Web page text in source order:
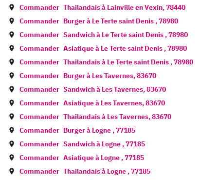
Commander Thailandais à Lainville en Vexin,78440
Commander Burger à Le Terte saint Denis ,78980
Commander Sandwich à Le Terte saint Denis ,78980
Commander Asiatique à Le Terte saint Denis ,78980
Commander Thailandais à Le Terte saint Denis ,78980
Commander Burger à Les Tavernes,83670
Commander Sandwich à Les Tavernes,83670
Commander Asiatique à Les Tavernes,83670
Commander Thailandais à Les Tavernes,83670
Commander Burger à Logne ,77185
Commander Sandwich à Logne ,77185
Commander Asiatique à Logne ,77185
Commander Thailandais à Logne ,77185